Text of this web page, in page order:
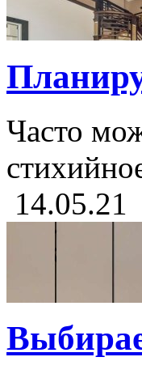
Часто
14.05.21